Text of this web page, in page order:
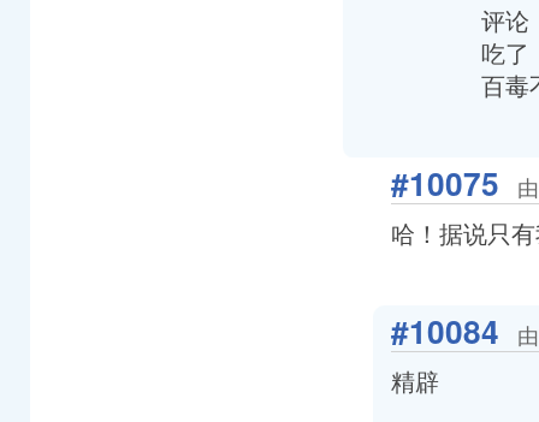
评论
吃了
百毒
#10075
哈！据说只
#10084
精辟